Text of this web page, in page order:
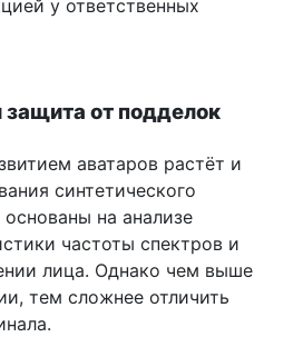
у ответственных
защита от подделок
аватаров растёт и
синтетического
на анализе
частоты спектров и
лица. Однако чем выше
тем сложнее отличить